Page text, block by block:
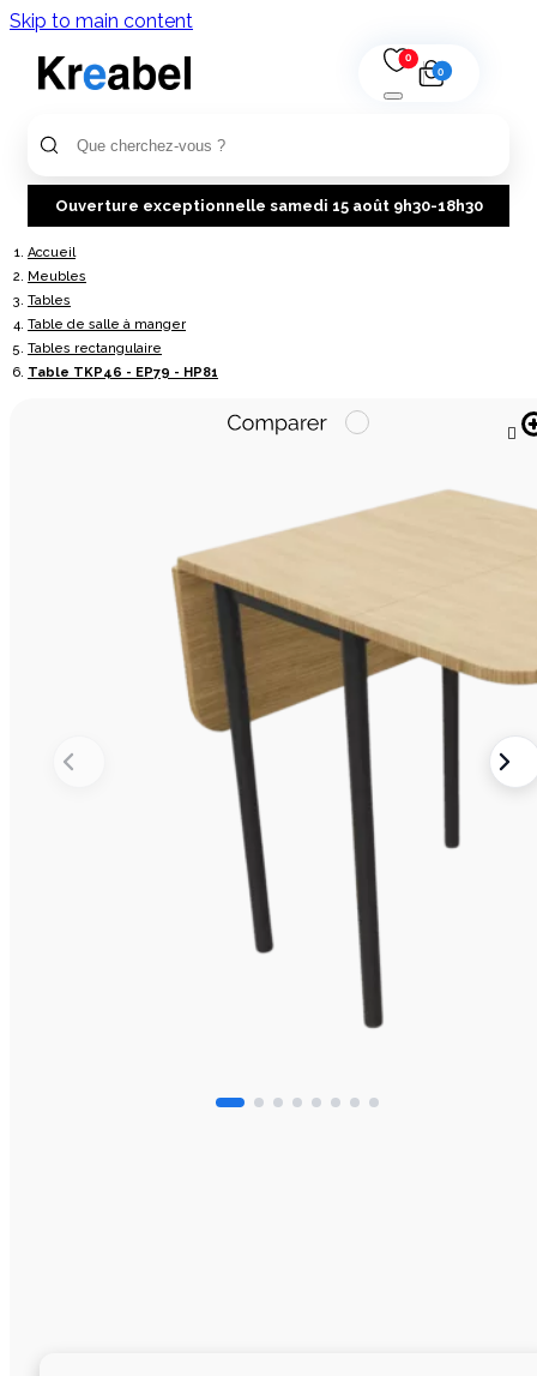
Skip to main content
0
0
Ouverture exceptionnelle samedi 15 août 9h30-18h30
Accueil
Meubles
Tables
Table de salle à manger
Tables rectangulaire
Table TKP46 - EP79 - HP81
